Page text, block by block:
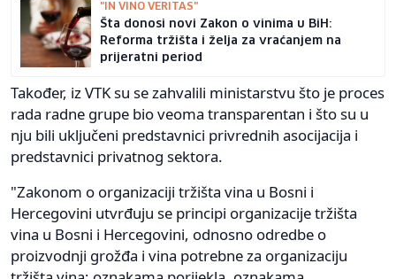
"IN VINO VERITAS"
Šta donosi novi Zakon o vinima u BiH:
Reforma tržišta i želja za vraćanjem na
prijeratni period
Također, iz VTK su se zahvalili ministarstvu što je proces
rada radne grupe bio veoma transparentan i što su u
nju bili uključeni predstavnici privrednih asocijacija i
predstavnici privatnog sektora.
"Zakonom o organizaciji tržišta vina u Bosni i
Hercegovini utvrđuju se principi organizacije tržišta
vina u Bosni i Hercegovini, odnosno odredbe o
proizvodnji grožđa i vina potrebne za organizaciju